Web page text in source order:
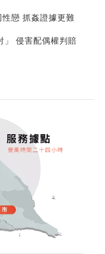
戀 抓姦證據更難
」 侵害配偶權判賠